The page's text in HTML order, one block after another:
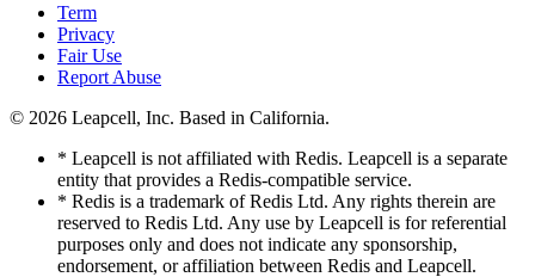
Term
Privacy
Fair Use
Report Abuse
© 2026 Leapcell, Inc. Based in California.
* Leapcell is not affiliated with Redis. Leapcell is a separate
entity that provides a Redis-compatible service.
* Redis is a trademark of Redis Ltd. Any rights therein are
reserved to Redis Ltd. Any use by Leapcell is for referential
purposes only and does not indicate any sponsorship,
endorsement, or affiliation between Redis and Leapcell.